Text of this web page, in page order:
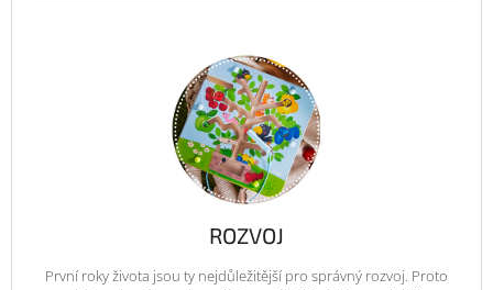
ROZVOJ
První roky života jsou ty nejdůležitější pro správný rozvoj. Proto